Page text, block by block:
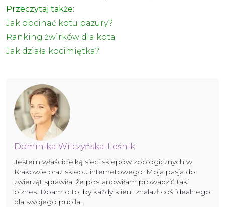
Przeczytaj także:
Jak obcinać kotu pazury?
Ranking żwirków dla kota
Jak działa kocimiętka?
Dominika Wilczyńska-Leśnik
Jestem właścicielką sieci sklepów zoologicznych w
Krakowie oraz sklepu internetowego. Moja pasja do
zwierząt sprawiła, że postanowiłam prowadzić taki
biznes. Dbam o to, by każdy klient znalazł coś idealnego
dla swojego pupila.